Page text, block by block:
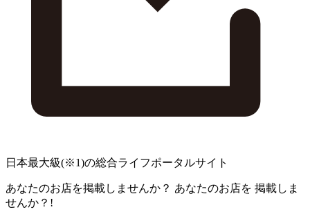
日本最大級(※1)の総合ライフポータルサイト
あなたのお店を掲載しませんか？ あなたのお店を 掲載しま
せんか？!